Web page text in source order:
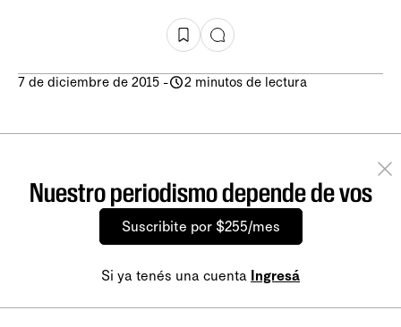
7 de diciembre de 2015 - 2 minutos de lectura
Nuestro periodismo depende de vos
Suscribite por $255/mes
Si ya tenés una cuenta Ingresá